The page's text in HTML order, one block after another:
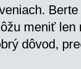
meniť
dôvod,